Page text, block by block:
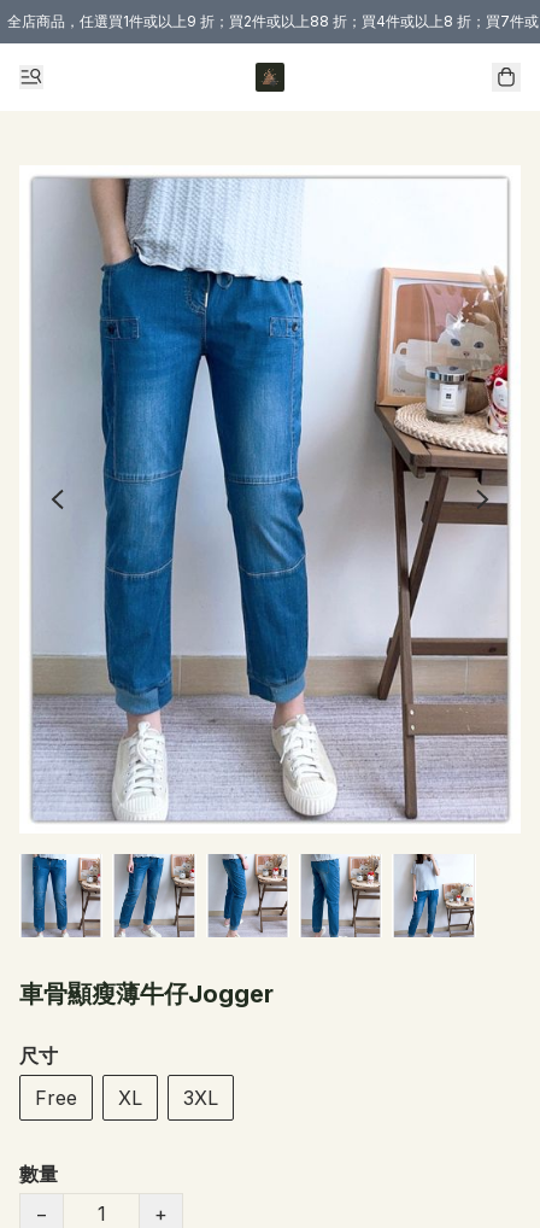
全店商品，任選買1件或以上9 折；買2件或以上88 折；買4件或以上8 折；買7件
購買 3 件商品或以上即享免運費優惠！（適用於 本地送貨、本地取貨 )
車骨顯瘦薄牛仔Jogger
尺寸
Free
XL 3XL
數量
−
+